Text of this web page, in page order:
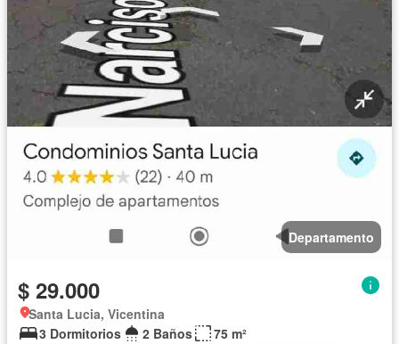
Departamento
$ 29.000
Santa Lucia, Vicentina
3 Dormitorios
2 Baños
75 m²